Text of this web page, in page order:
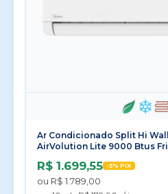
Ar Condicionado Split Hi
AirVolution Lite 9000 Btus
R$ 1.699,55 -5% PIX
ou R$ 1.789,00